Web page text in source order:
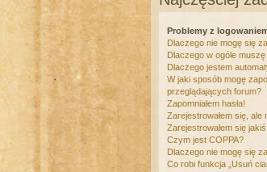
Problemy z
Dlaczego nie mogę się
Dlaczego w ogóle
Dlaczego jestem
W jaki sposób mogę
przeglądających forum?
Zapomniałem hasła!
Zarejestrowałem się, ale
Zarejestrowałem się
Czym jest COPPA?
Dlaczego nie mogę się
Co robi funkcja „Usuń